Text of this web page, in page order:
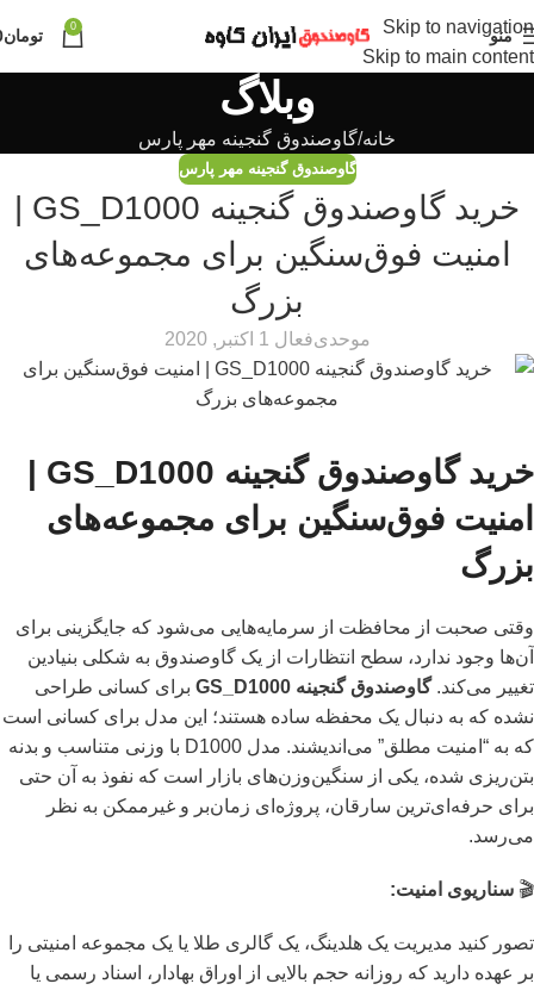
Skip to navigation
Skip to main content
منو 0 تومان
وبلاگ
خانه گاوصندوق گنجینه مهر پارس
گاوصندوق گنجینه مهر پارس
خرید گاوصندوق گنجینه GS_D1000 |
امنیت فوق‌سنگین برای مجموعه‌های
بزرگ
موحدیفعال 1 اکتبر, 2020
خرید گاوصندوق گنجینه GS_D1000 |
امنیت فوق‌سنگین برای مجموعه‌های
بزرگ
وقتی صحبت از محافظت از سرمایه‌هایی می‌شود که جایگزینی برای
آن‌ها وجود ندارد، سطح انتظارات از یک گاوصندوق به شکلی بنیادین
تغییر می‌کند.گاوصندوق گنجینه GS_D1000
برای کسانی طراحی
نشده که به دنبال یک محفظه ساده هستند؛ این مدل برای کسانی است
که به “امنیت مطلق” می‌اندیشند. مدل D1000 با وزنی متناسب و بدنه
بتن‌ریزی شده، یکی از سنگین‌وزن‌های بازار است که نفوذ به آن حتی
برای حرفه‌ای‌ترین سارقان، پروژه‌ای زمان‌بر و غیرممکن به نظر
می‌رسد.
🎬 سناریوی امنیت:
تصور کنید مدیریت یک هلدینگ، یک گالری طلا یا یک مجموعه امنیتی را
بر عهده دارید که روزانه حجم بالایی از اوراق بهادار، اسناد رسمی یا